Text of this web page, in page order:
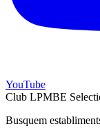
YouTube
Club LPMBE
Busquem